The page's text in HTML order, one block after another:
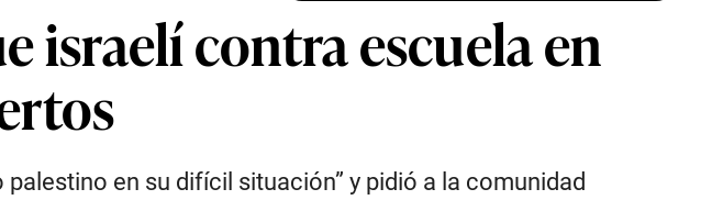
israelí contra escuela en
en su difícil situación” y pidió a la comunidad